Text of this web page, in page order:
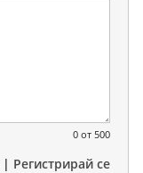
0 от 500
| Регистрирай се